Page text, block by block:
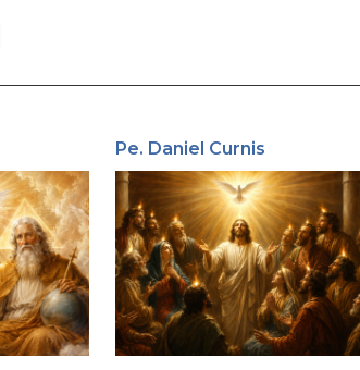
Pe. Daniel Curnis